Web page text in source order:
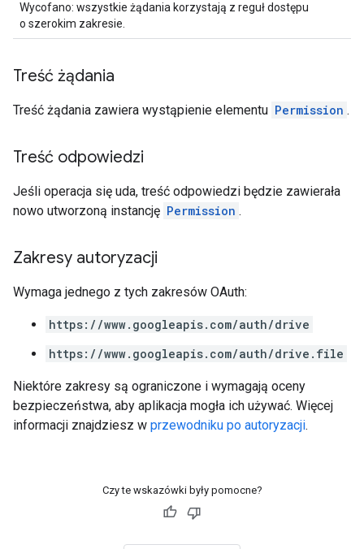
Wycofano: wszystkie żądania korzystają z reguł dostępu
o szerokim zakresie.
Treść żądania
Treść żądania zawiera wystąpienie elementu Permission .
Treść odpowiedzi
Jeśli operacja się uda, treść odpowiedzi będzie zawierała
nowo utworzoną instancję Permission .
Zakresy autoryzacji
Wymaga jednego z tych zakresów OAuth:
https://www.googleapis.com/auth/drive
https://www.googleapis.com/auth/drive.file
Niektóre zakresy są ograniczone i wymagają oceny
bezpieczeństwa, aby aplikacja mogła ich używać. Więcej
informacji znajdziesz w przewodniku po autoryzacji.
Czy te wskazówki były pomocne?